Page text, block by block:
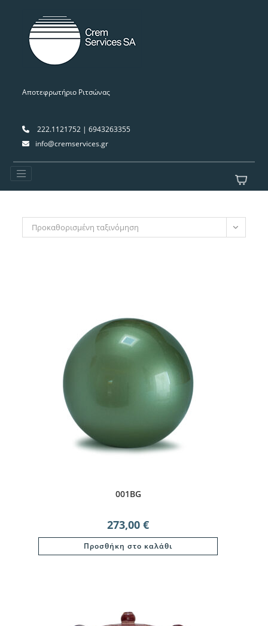
Αποτεφρωτήριο Ριτσώνας
222.1121752 | 6943263355
info@cremservices.gr
Προκαθορισμένη ταξινόμηση
001BG
273,00 €
Προσθήκη στο καλάθι